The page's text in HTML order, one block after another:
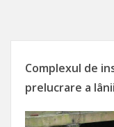
Complexul de
prelucrare a